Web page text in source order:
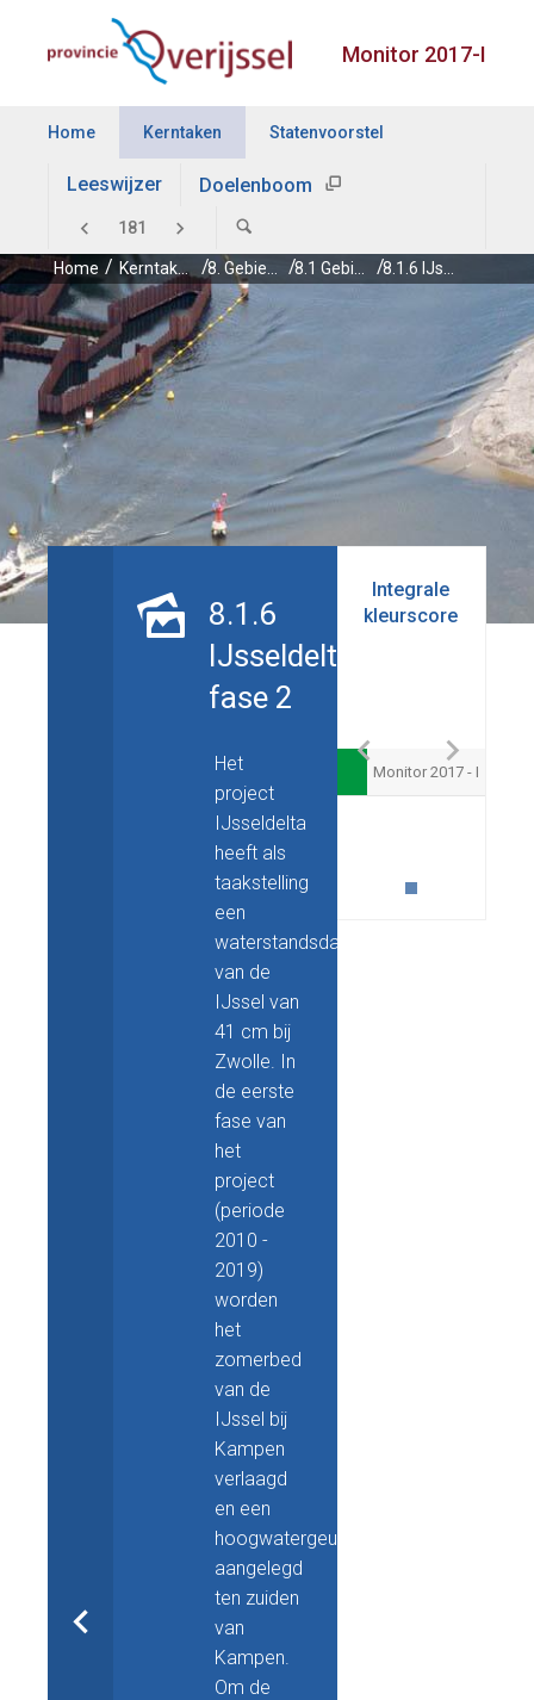
Monitor 2017-I
Home Kerntaken Statenvoorstel
Leeswijzer Doelenboom
Home Kerntaken
8.1.6
IJsseldelta,
fase 2
Het
project
IJsseldelta
heeft als
taakstelling
een
waterstandsdaling
van de
IJssel van
41 cm bij
Zwolle. In
de eerste
fase van
het
project
(periode
2010 -
2019)
worden
het
zomerbed
van de
IJssel bij
Kampen
verlaagd
en een
hoogwatergeul
aangelegd
ten zuiden
van
Kampen.
Om de
Integrale
kleurscore
Monitor 2017 - I